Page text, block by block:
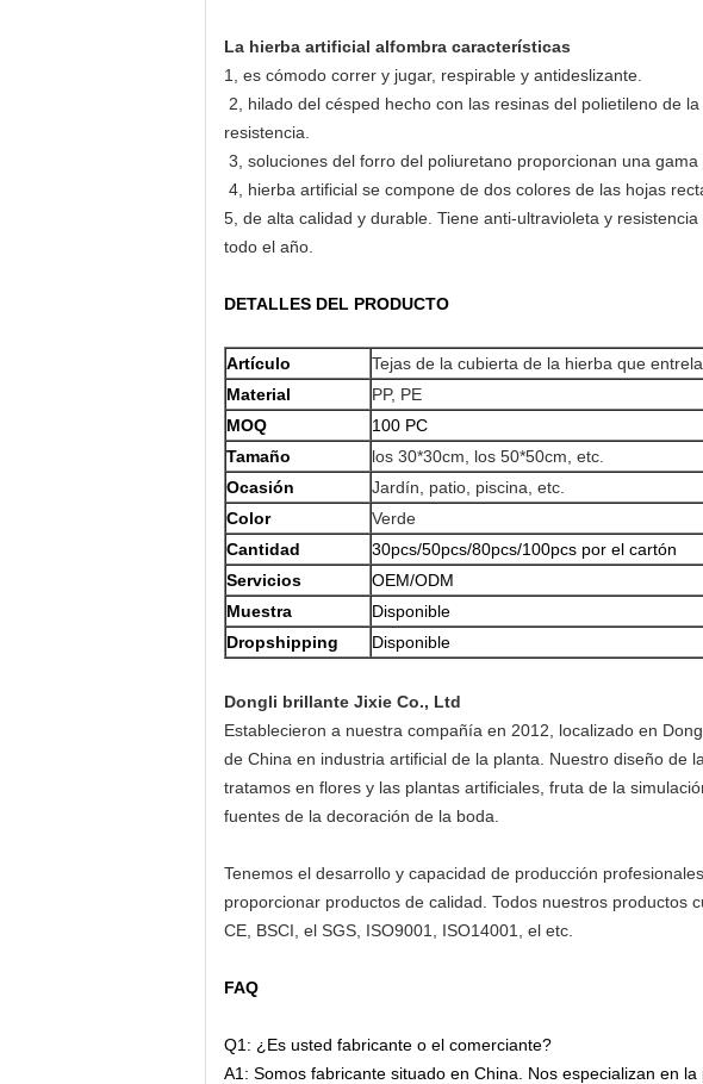
La hierba artificial alfombra características
1, es cómodo correr y jugar, respirable y antideslizante.
2, hilado del césped hecho con las resinas del polietileno de
resistencia.
3, soluciones del forro del poliuretano proporcionan una
4, hierba artificial se compone de dos colores de las hojas
5, de alta calidad y durable. Tiene anti-ultravioleta y
todo el año.
DETALLES DEL PRODUCTO
Artículo
Tejas de la cubierta de la hierba que
Material
PP, PE
MOQ
100 PC
Tamaño
los 30*30cm, los 50*50cm, etc.
Ocasión
Jardín, patio, piscina, etc.
Color
Verde
Cantidad
30pcs/50pcs/80pcs/100pcs por el cartón
Servicios
OEM/ODM
Muestra
Disponible
Dropshipping
Disponible
Dongli brillante Jixie Co., Ltd
Establecieron a nuestra compañía en 2012, localizado en
de China en industria artificial de la planta. Nuestro diseño de
tratamos en flores y las plantas artificiales, fruta de la
fuentes de la decoración de la boda.
Tenemos el desarrollo y capacidad de producción
proporcionar productos de calidad. Todos nuestros productos
CE, BSCI, el SGS, ISO9001, ISO14001, el etc.
FAQ
Q1: ¿Es usted fabricante o el comerciante?
A1: Somos fabricante situado en China. Nos especializan en